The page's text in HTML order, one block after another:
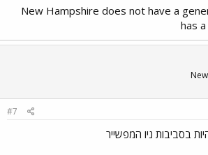
New Hampshire does not have a
has
#7
בסביבות ניו המפשייר